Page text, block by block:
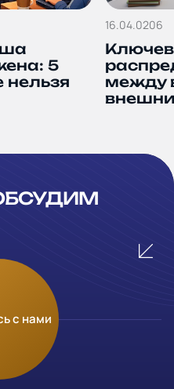
5
нельзя
16.04.0206
между
с нами
мы свяжемся с вами в